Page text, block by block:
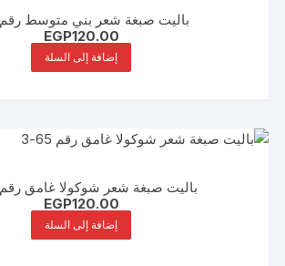
باليت صبغة شعر بني متوسط رقم 0-4
EGP120.00
إضافة إلى السلة
باليت صبغة شعر شوكولا غامق رقم 65-3
EGP120.00
إضافة إلى السلة